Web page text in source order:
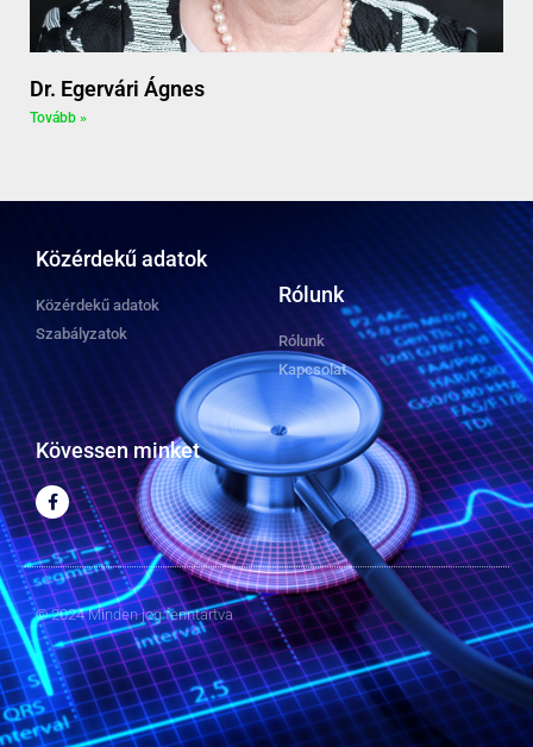
Dr. Egervári Ágnes
Tovább »
Közérdekű adatok
Közérdekű adatok
Szabályzatok
Rólunk
Rólunk
Kapcsolat
Kövessen minket
© 2024 Minden jog fenntartva